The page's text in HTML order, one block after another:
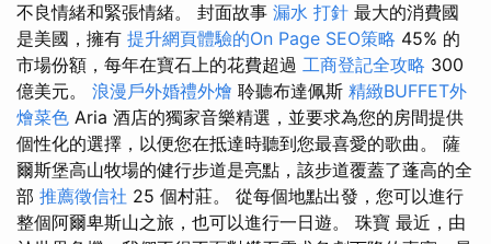
不良情緒和緊張情緒。 封面故事 漏水 打針 最大的消費國
是美國，擁有 提升網頁體驗的On Page SEO策略 45% 的
市場份額，每年在寶石上的花費超過 工商登記全攻略 300
億美元。 浪漫戶外婚禮外燴 聆聽布達佩斯 精緻BUFFET外
燴菜色 Aria 酒店的獨家音樂精選，並要求為您的房間提供
個性化的選擇，以便您在抵達時聽到您最喜愛的歌曲。 薩
爾斯堡高山牧場的健行步道是亮點，該步道覆蓋了蓬高的全
部 推薦徵信社 25 個村莊。 從每個地點出發，您可以進行
整個阿爾卑斯山之旅，也可以進行一日遊。 珠寶 最近，由